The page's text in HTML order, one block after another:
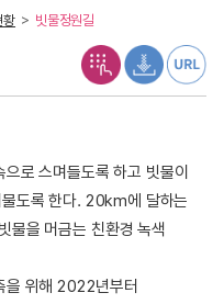
황 빗물정원길
로 스며들도록 하고 빗물이
도록 한다. 20km에 달하는
물을 머금는 친환경 녹색
을 위해 2022년부터